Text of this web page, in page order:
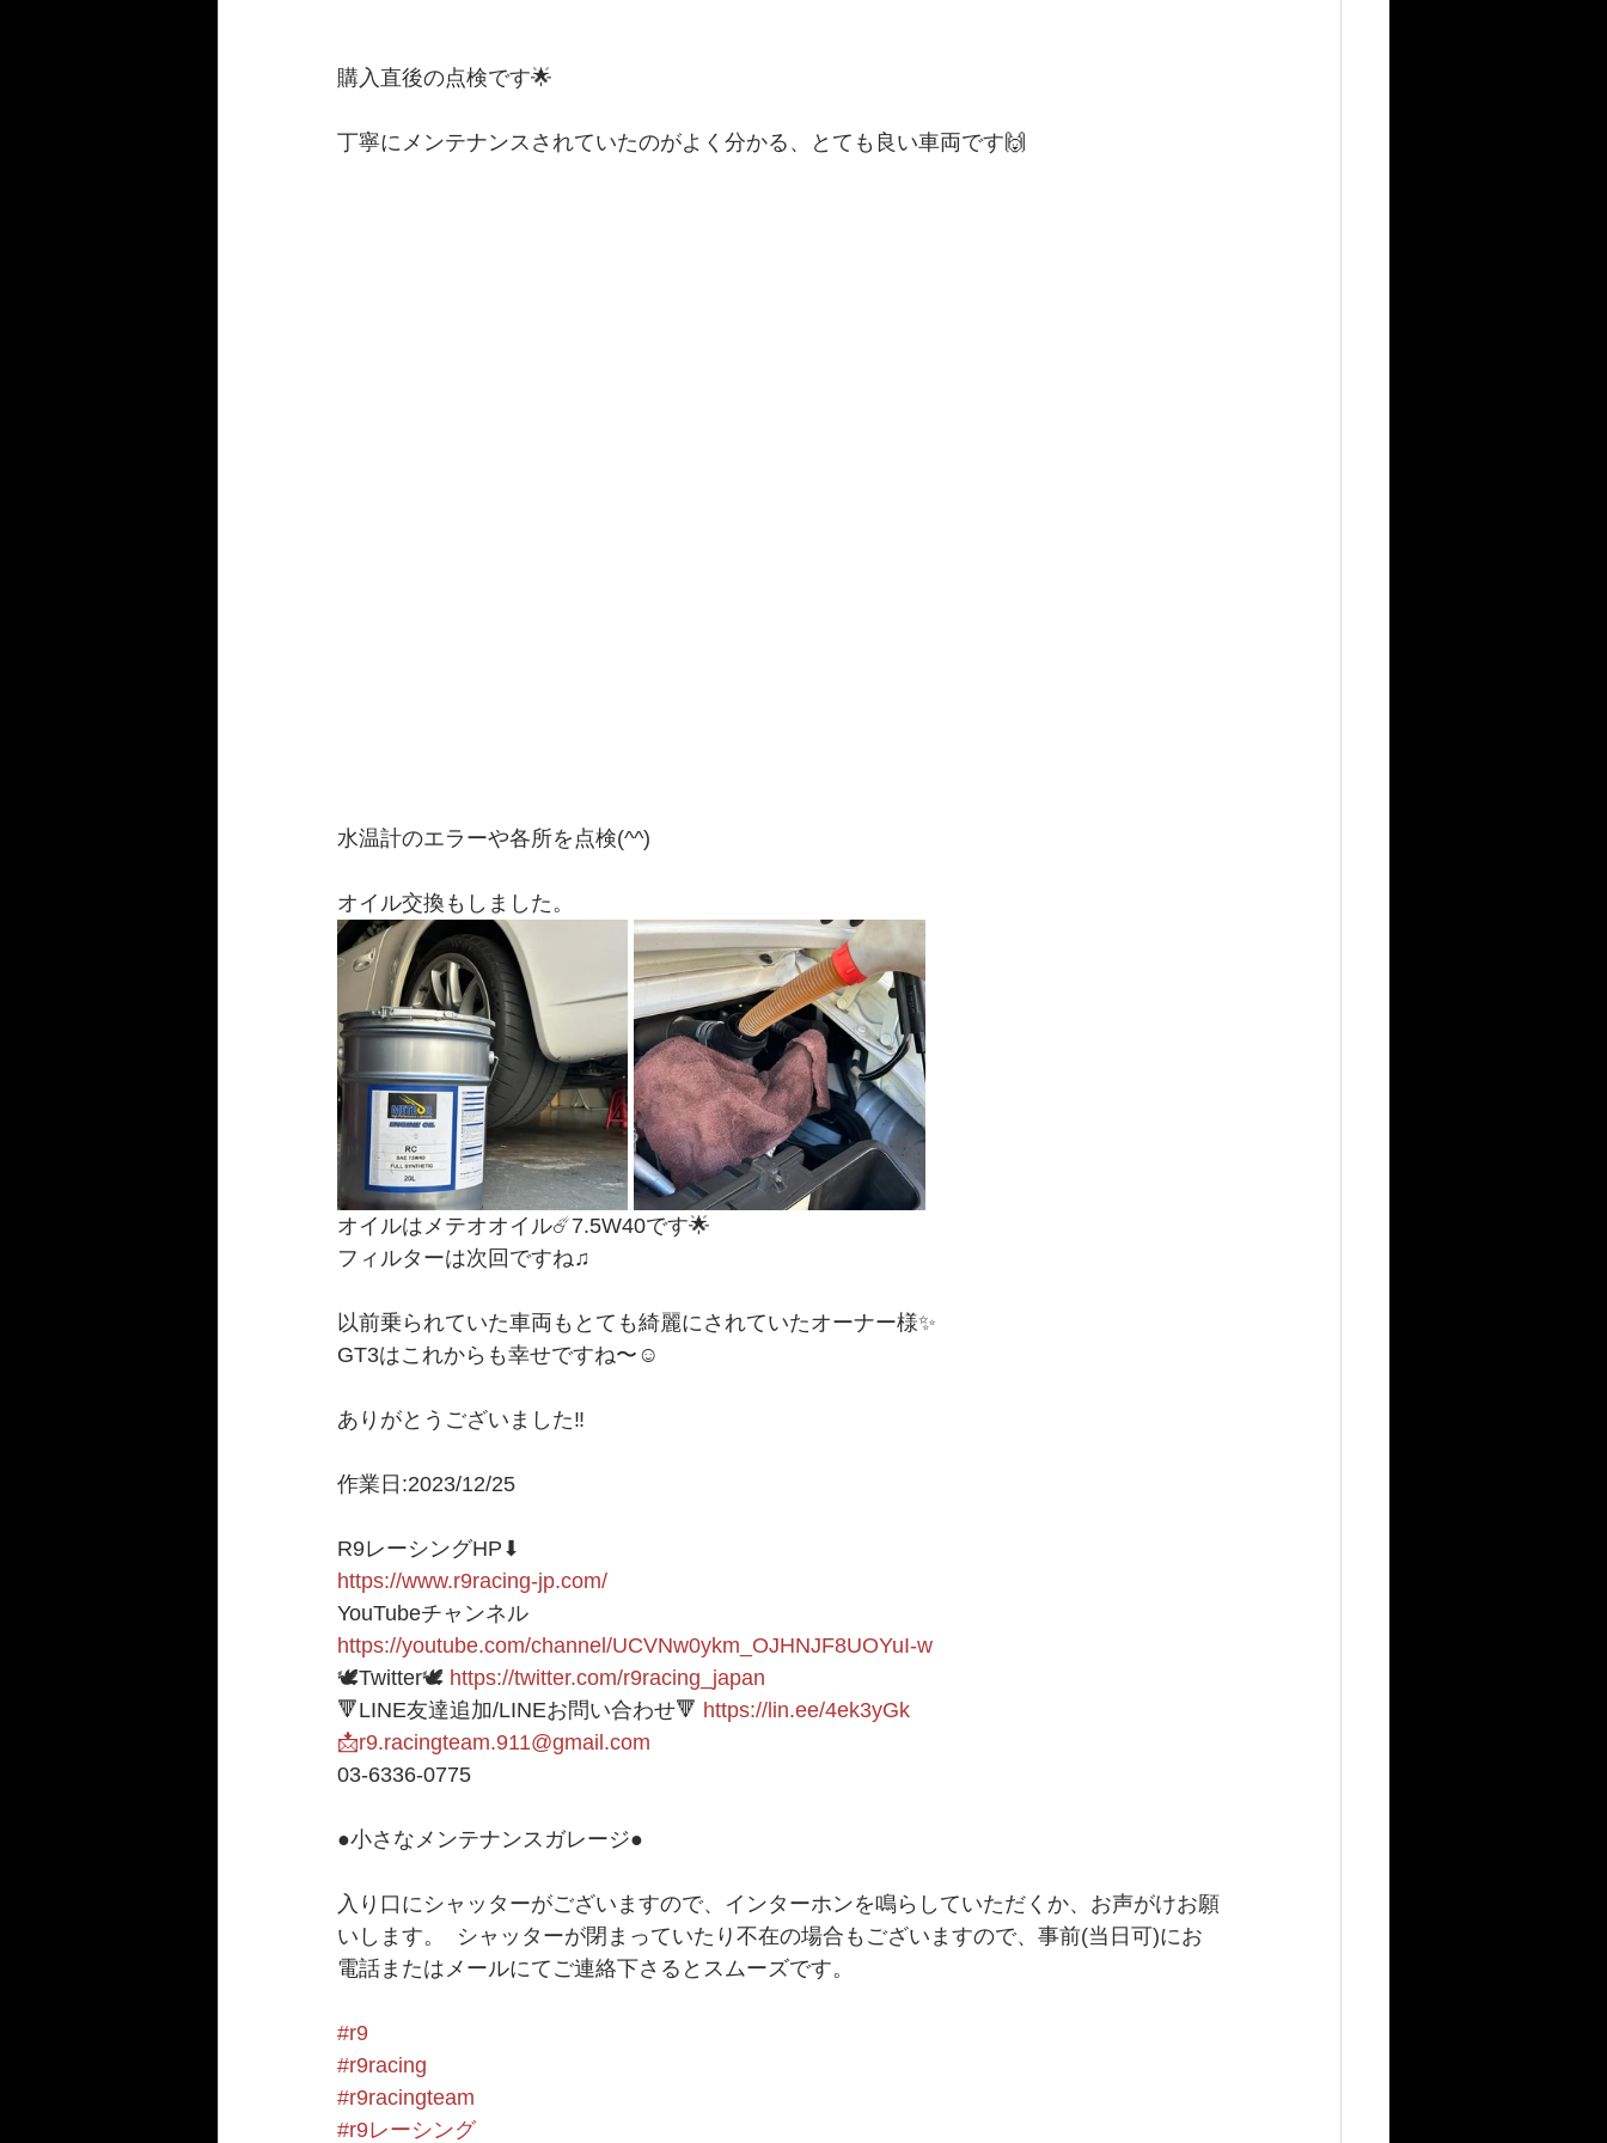
購入直後の点検です🌟
丁寧にメンテナンスされていたのがよく分かる、とても良い車両です🙌
水温計のエラーや各所を点検(^^)
オイル交換もしました。
オイルはメテオオイル☄️7.5W40です🌟
フィルターは次回ですね♫
以前乗られていた車両もとても綺麗にされていたオーナー様✨
GT3はこれからも幸せですね〜☺️
ありがとうございました‼️
作業日:2023/12/25
R9レーシングHP⬇︎
https://www.r9racing-jp.com/
YouTubeチャンネル
https://youtube.com/channel/UCVNw0ykm_OJHNJF8UOYuI-w
🕊Twitter🕊 https://twitter.com/r9racing_japan
🔻LINE友達追加/LINEお問い合わせ🔻 https://lin.ee/4ek3yGk
📩r9.racingteam.911@gmail.com
03-6336-0775
●小さなメンテナンスガレージ●
入り口にシャッターがございますので、インターホンを鳴らしていただくか、お声がけお願
いします。  シャッターが閉まっていたり不在の場合もございますので、事前(当日可)にお
電話またはメールにてご連絡下さるとスムーズです。
#r9
#r9racing
#r9racingteam
#r9レーシング